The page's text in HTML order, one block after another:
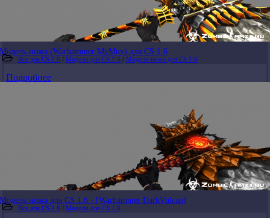
Модель ножа (Warhammer MyMuy) для CS 1.6
Все для CS 1.6 / Модели для CS 1.6 / Модели ножа для CS 1.6
Подробнее
Модель ножа для CS 1.6 - [Warhammer DarkVulcan]
Все для CS 1.6 / Модели для CS 1.6